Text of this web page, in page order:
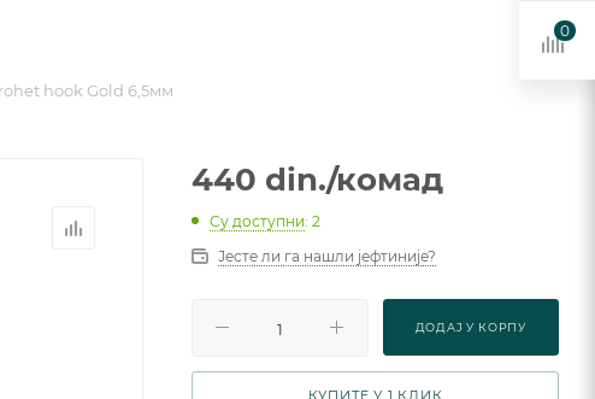
hook Gold 6,5мм
440 din./комад
Су доступни: 2
Јесте ли га нашли јефтиније?
ДОДАJ У КОРПУ
КУПИТЕ У 1 КЛИК
0